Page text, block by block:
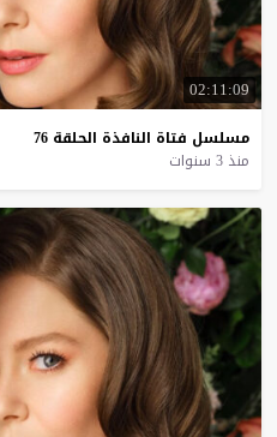
02:11:09
مسلسل فتاة النافذة الحلقة 76
منذ 3 سنوات